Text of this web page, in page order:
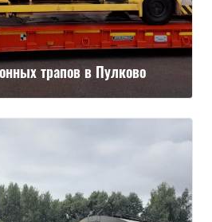
трапов в Пулково